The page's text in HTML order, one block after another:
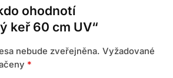
ohodnotí
keř 60 cm UV“
nebude zveřejněna. Vyžadované
*